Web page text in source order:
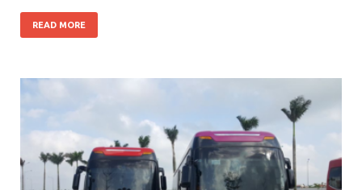
READ MORE